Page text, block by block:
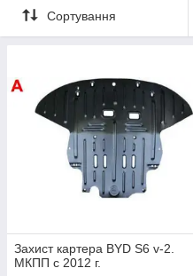
Сортування
Захист картера BYD S6 v-2.
MКПП c 2012 г.